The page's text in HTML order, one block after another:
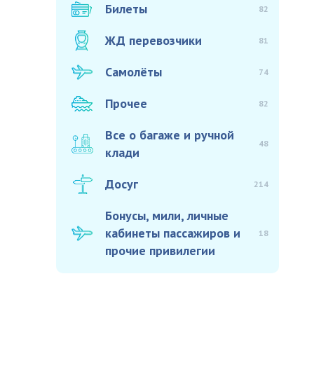
Билеты 82
ЖД перевозчики 81
Самолёты 74
Прочее 82
Все о багаже и ручной
клади
48
Досуг 214
Бонусы, мили, личные
кабинеты пассажиров и
прочие привилегии
18